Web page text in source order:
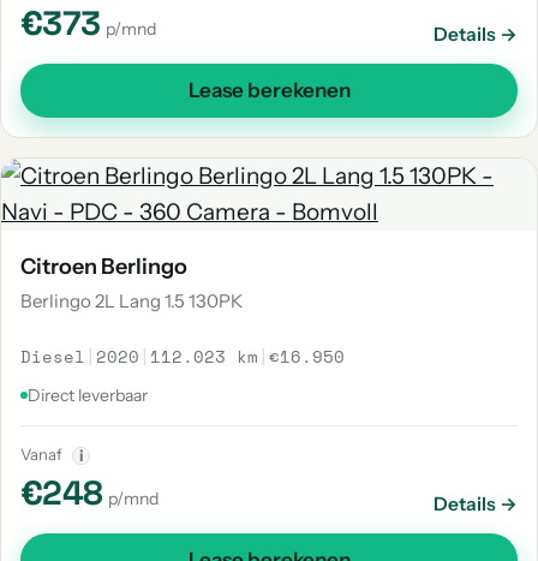
€373 p/mnd Details →
Lease berekenen
Citroen Berlingo
Berlingo 2L Lang 1.5 130PK
Diesel | 2020 | 112.023 km |€16.950
Direct leverbaar
Vanaf i
€248 p/mnd Details →